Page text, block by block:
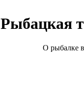
Рыбацкая
О рыбалке